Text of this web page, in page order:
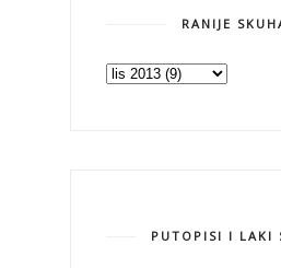
RANIJE
PUTOPISI I LAKI